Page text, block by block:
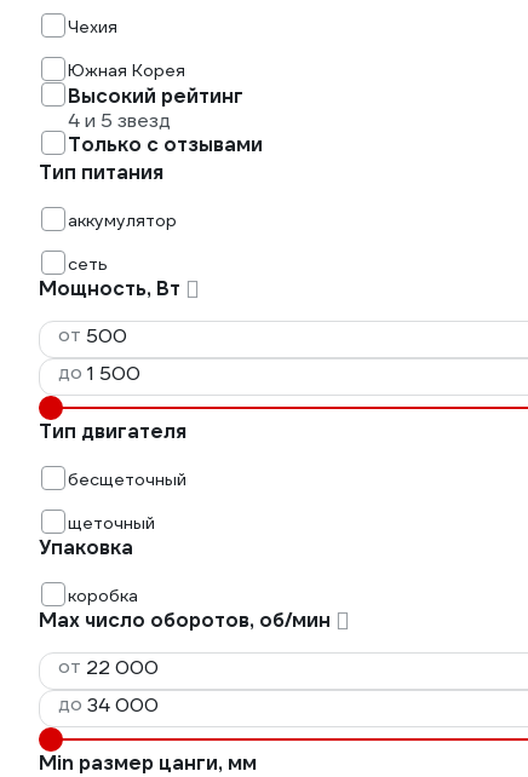
Чехия
Южная Корея
Высокий рейтинг
4 и 5 звезд
Только с отзывами
Тип питания
аккумулятор
сеть
Мощность, Вт
от
до
Тип двигателя
бесщеточный
щеточный
Упаковка
коробка
Max число оборотов, об/мин
от
до
Min размер цанги, мм